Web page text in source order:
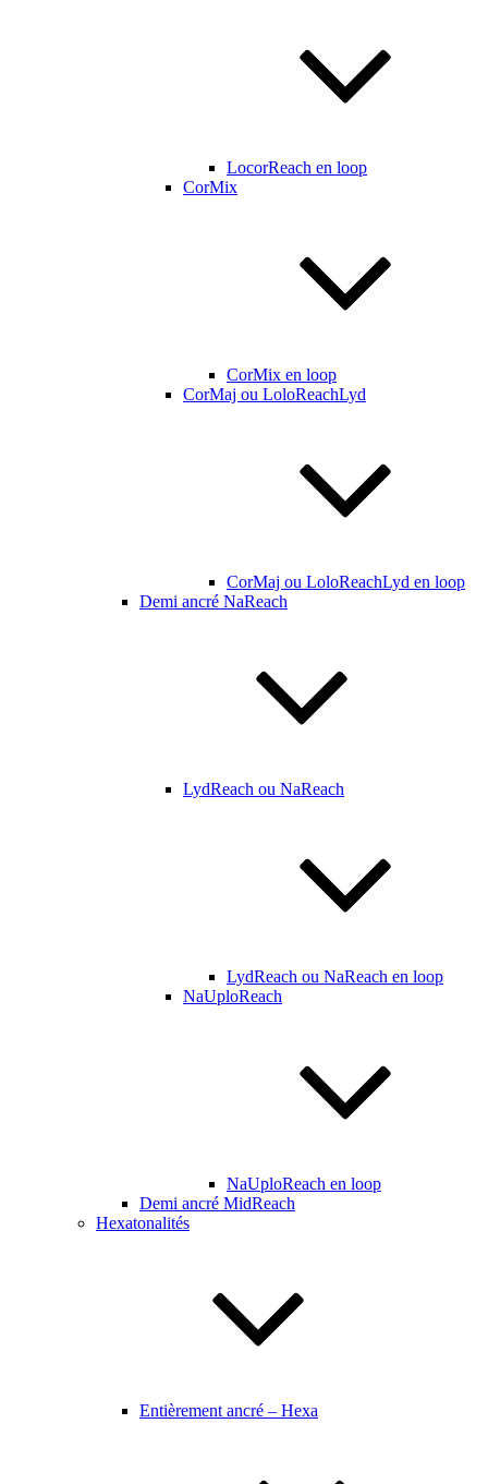
LocorReach en loop
CorMix
CorMix en loop
CorMaj ou LoloReachLyd
CorMaj ou LoloReachLyd en loop
Demi ancré NaReach
LydReach ou NaReach
LydReach ou NaReach en loop
NaUploReach
NaUploReach en loop
Demi ancré MidReach
Hexatonalités
Entièrement ancré – Hexa